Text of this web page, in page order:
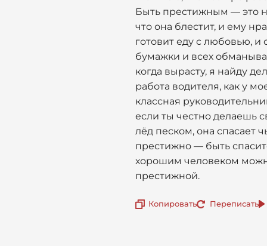
Быть престижным — это
что она блестит, и ему
готовит еду с любовью, и
бумажки и всех
когда вырасту, я найду
работа водителя, как у
классная
если ты честно делаешь
лёд песком, она спасает
престижно — быть
хорошим человеком
престижной.
Копировать Переписать